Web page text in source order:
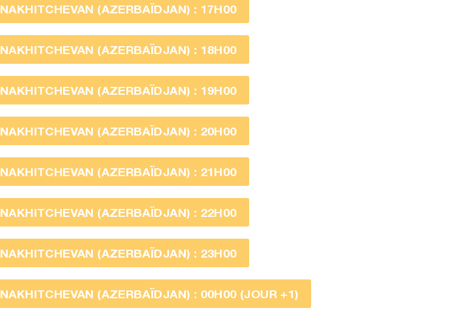
NAKHITCHEVAN (AZERBAÏDJAN) : 17H00
NAKHITCHEVAN (AZERBAÏDJAN) : 18H00
NAKHITCHEVAN (AZERBAÏDJAN) : 19H00
NAKHITCHEVAN (AZERBAÏDJAN) : 20H00
NAKHITCHEVAN (AZERBAÏDJAN) : 21H00
NAKHITCHEVAN (AZERBAÏDJAN) : 22H00
NAKHITCHEVAN (AZERBAÏDJAN) : 23H00
NAKHITCHEVAN (AZERBAÏDJAN) : 00H00 (JOUR +1)